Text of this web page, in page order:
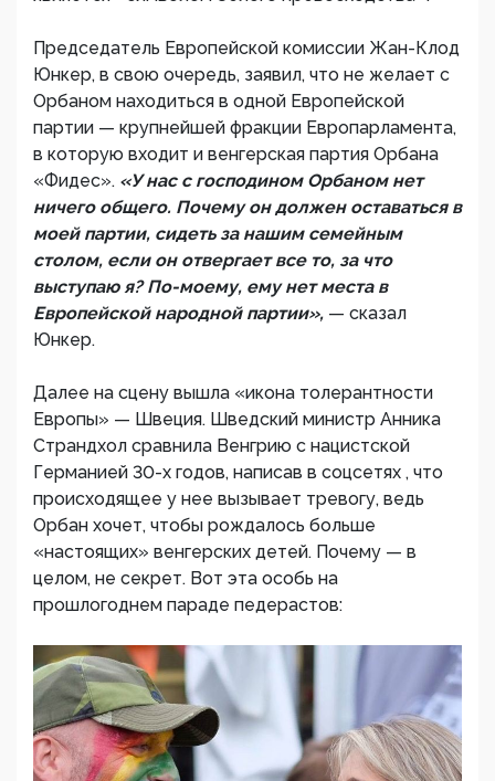
Председатель Европейской комиссии Жан-Клод
Юнкер, в свою очередь, заявил, что не желает с
Орбаном находиться в одной Европейской
партии — крупнейшей фракции Европарламента,
в которую входит и венгерская партия Орбана
«Фидес». «У нас с господином Орбаном нет
ничего общего. Почему он должен оставаться в
моей партии, сидеть за нашим семейным
столом, если он отвергает все то, за что
выступаю я? По-моему, ему нет места в
Европейской народной партии», — сказал
Юнкер.
Далее на сцену вышла «икона толерантности
Европы» — Швеция. Шведский министр Анника
Страндхол сравнила Венгрию с нацистской
Германией 30-х годов, написав в соцсетях , что
происходящее у нее вызывает тревогу, ведь
Орбан хочет, чтобы рождалось больше
«настоящих» венгерских детей. Почему — в
целом, не секрет. Вот эта особь на
прошлогоднем параде педерастов: